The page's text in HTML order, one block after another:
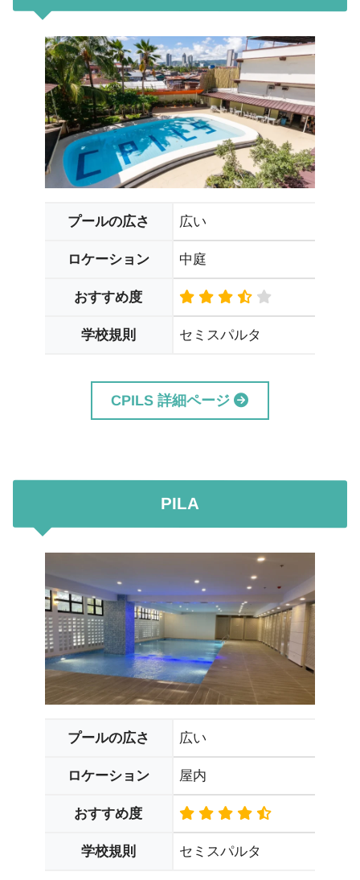
プールの広さ 広い
ロケーション 中庭
おすすめ度
学校規則 セミスパルタ
CPILS 詳細ページ
PILA
プールの広さ 広い
ロケーション 屋内
おすすめ度
学校規則 セミスパルタ